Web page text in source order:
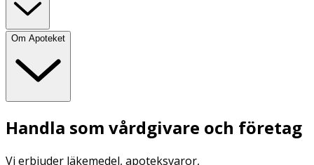
Om Apoteket
Handla som vårdgivare och företag
Vi erbjuder läkemedel, apoteksvaror,